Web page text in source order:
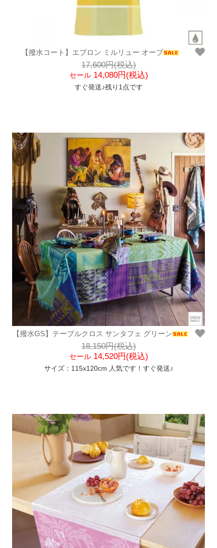
【撥水コート】エプロン ミルリュー オーブ
17,600円(税込)
セール14,080円(税込)
すぐ発送♪残り1点です
【撥水GS】テーブルクロス サンタフェ グリーン
18,150円(税込)
セール14,520円(税込)
サイズ：115x120cm 人気です！すぐ発送♪